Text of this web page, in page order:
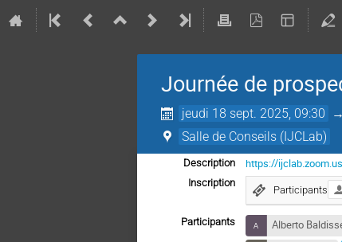
Journée de
jeudi 18 sept. 2025, 09:30 →
Salle de Conseils (IJCLab)
Description https://
Inscription
Participants
Participants Alberto